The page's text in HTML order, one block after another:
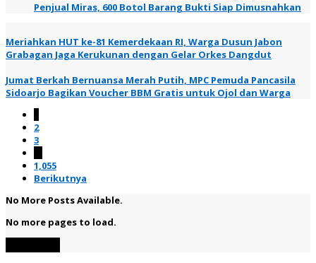
Penjual Miras, 600 Botol Barang Bukti Siap Dimusnahkan
Meriahkan HUT ke-81 Kemerdekaan RI, Warga Dusun Jabon
Grabagan Jaga Kerukunan dengan Gelar Orkes Dangdut
Jumat Berkah Bernuansa Merah Putih, MPC Pemuda Pancasila
Sidoarjo Bagikan Voucher BBM Gratis untuk Ojol dan Warga
2
3
1,055
Berikutnya
No More Posts Available.
No more pages to load.